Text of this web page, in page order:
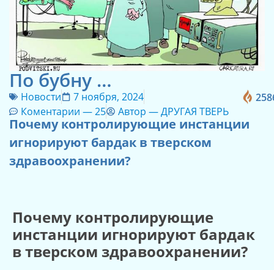
По бубну …
Новости
7 ноября, 2024
Коментарии —25 Автор —ДРУГАЯ ТВЕРЬ
Почему контролирующие инстанции
игнорируют бардак в тверском
здравоохранении?
Почему контролирующие
инстанции игнорируют бардак
в тверском здравоохранении?